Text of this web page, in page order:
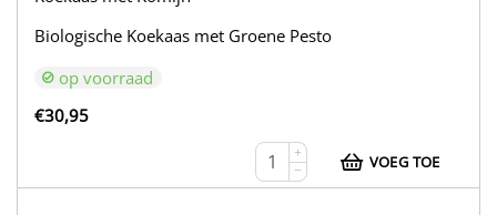
Biologische Koekaas met Groene Pesto
op voorraad
€30,95
+
−
VOEG TOE